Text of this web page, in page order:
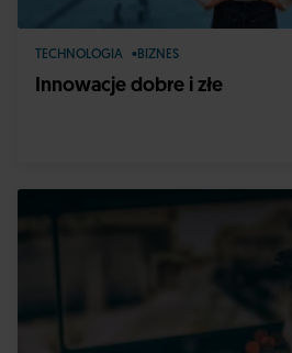
TECHNOLOGIA BIZNES
Innowacje dobre i złe